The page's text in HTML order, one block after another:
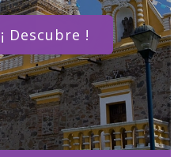
¡ Descubre !